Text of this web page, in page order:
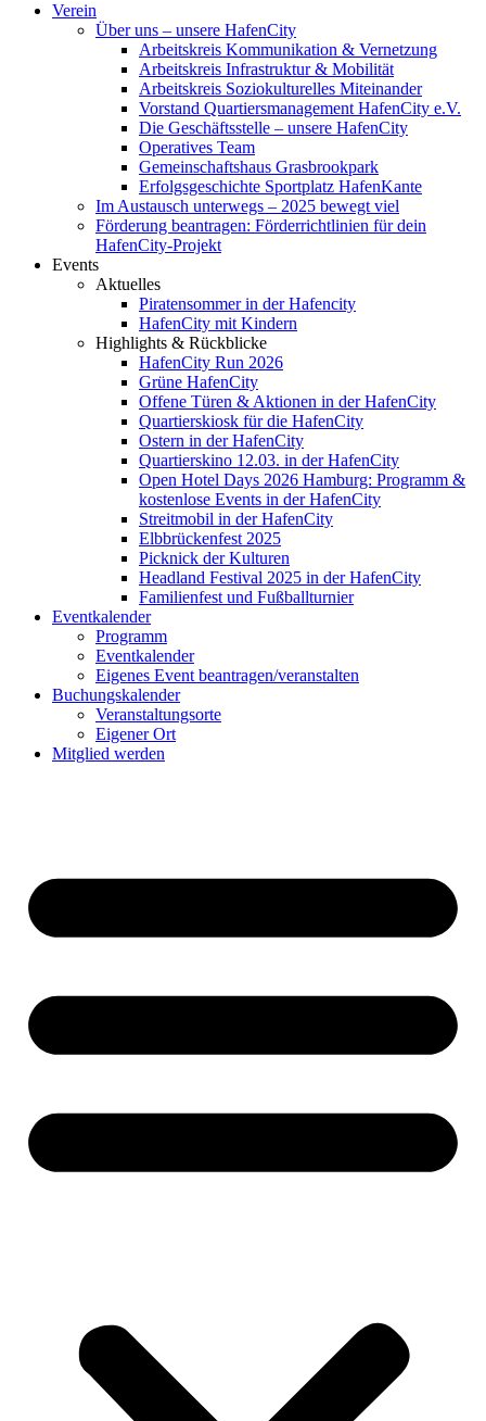
Verein
Über uns – unsere HafenCity
Arbeitskreis Kommunikation & Vernetzung
Arbeitskreis Infrastruktur & Mobilität
Arbeitskreis Soziokulturelles Miteinander
Vorstand Quartiersmanagement HafenCity e.V.
Die Geschäftsstelle – unsere HafenCity
Operatives Team
Gemeinschaftshaus Grasbrookpark
Erfolgsgeschichte Sportplatz HafenKante
Im Austausch unterwegs – 2025 bewegt viel
Förderung beantragen: Förderrichtlinien für dein
HafenCity-Projekt
Events
Aktuelles
Piratensommer in der Hafencity
HafenCity mit Kindern
Highlights & Rückblicke
HafenCity Run 2026
Grüne HafenCity
Offene Türen & Aktionen in der HafenCity
Quartierskiosk für die HafenCity
Ostern in der HafenCity
Quartierskino 12.03. in der HafenCity
Open Hotel Days 2026 Hamburg: Programm &
kostenlose Events in der HafenCity
Streitmobil in der HafenCity
Elbbrückenfest 2025
Picknick der Kulturen
Headland Festival 2025 in der HafenCity
Familienfest und Fußballturnier
Eventkalender
Programm
Eventkalender
Eigenes Event beantragen/veranstalten
Buchungskalender
Veranstaltungsorte
Eigener Ort
Mitglied werden